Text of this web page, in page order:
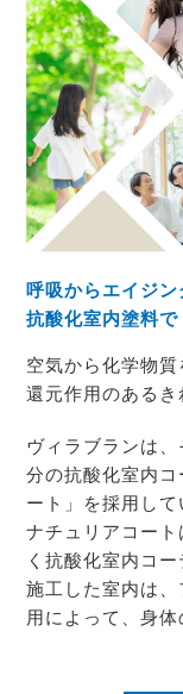
呼吸からエイジン
抗酸化室内塗料
空気から化学物質
還元作用のあるき
ヴィラブランは
分の抗酸化室内
ート」を採用して
ナチュリアコー
く抗酸化室内コ
施工した室内は
用によって、身体